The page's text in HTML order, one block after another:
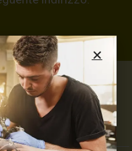
Supply